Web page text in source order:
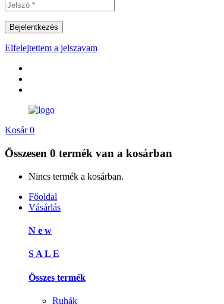
Elfelejtettem a jelszavam
Kosár 0
Összesen 0 termék van a kosárban
Nincs termék a kosárban.
Főoldal
Vásárlás
N e w
S A L E
Összes termék
Ruhák